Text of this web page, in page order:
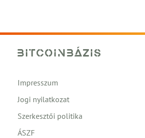
Impresszum
Jogi nyilatkozat
Szerkesztői politika
ÁSZF